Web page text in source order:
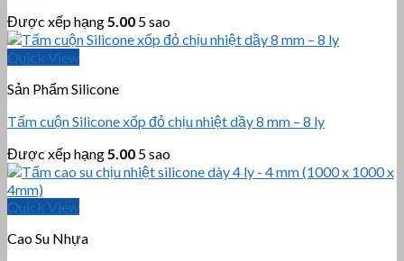
Được xếp hạng5.00 5 sao
Quick View
Sản Phẩm Silicone
Tấm cuộn Silicone xốp đỏ chịu nhiệt dầy 8 mm – 8 ly
Được xếp hạng5.00 5 sao
Quick View
Cao Su Nhựa